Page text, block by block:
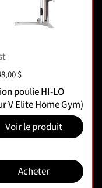
$
poulie HI-LO
V Elite Home Gym)
Voir le produit
Acheter